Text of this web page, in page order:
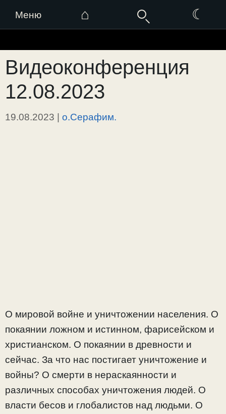
Меню ⌂ ☾
к
содержимому
Видеоконференция
12.08.2023
19.08.2023 | о.Серафим.
О мировой войне и уничтожении населения. О
покаянии ложном и истинном, фарисейском и
христианском. О покаянии в древности и
сейчас. За что нас постигает уничтожение и
войны? О смерти в нераскаянности и
различных способах уничтожения людей. О
власти бесов и глобалистов над людьми. О